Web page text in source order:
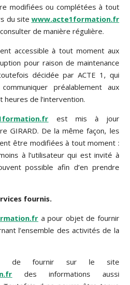
modifiées ou complétées à tout
du site www.acte1formation.fr
de manière régulière.
accessible à tout moment aux
pour raison de maintenance
décidée par ACTE 1, qui
préalablement aux
de l’intervention.
est mis à jour
GIRARD. De la même façon, les
être modifiées à tout moment :
à l’utilisateur qui est invité à
possible afin d’en prendre
fournis.
a pour objet de fournir
l’ensemble des activités de la
de fournir sur le site
des informations aussi